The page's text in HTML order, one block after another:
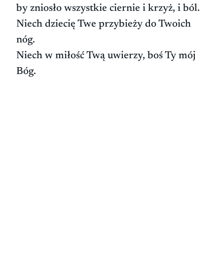
by zniosło wszystkie ciernie i krzyż, i ból.
Niech dziecię Twe przybieży do Twoich
nóg.
Niech w miłość Twą uwierzy, boś Ty mój
Bóg.